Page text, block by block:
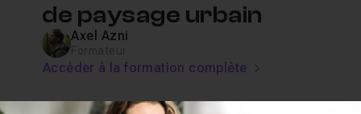
de paysage urbain
Axel Azni
Accéder à la formation complète